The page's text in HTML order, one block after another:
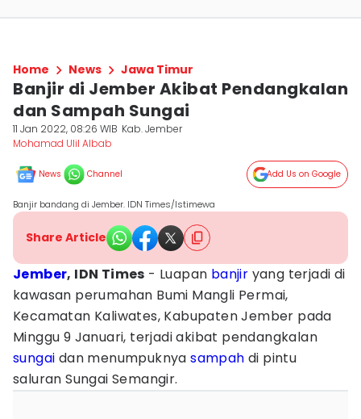
Home News Jawa Timur
Banjir di Jember Akibat Pendangkalan
dan Sampah Sungai
11 Jan 2022, 08:26 WIB Kab. Jember
Mohamad Ulil Albab
News Channel Add Us on Google
Banjir bandang di Jember. IDN Times/Istimewa
Share Article
Jember, IDN Times - Luapan banjir yang terjadi di
kawasan perumahan Bumi Mangli Permai,
Kecamatan Kaliwates, Kabupaten Jember pada
Minggu 9 Januari, terjadi akibat pendangkalan
sungai dan menumpuknyasampah di pintu
saluran Sungai Semangir.